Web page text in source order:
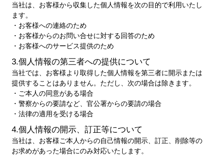
当社は、お客様から収集した個人情報を次の目的で利用いたし
ます。
・お客様への連絡のため
・お客様からのお問い合せに対する回答のため
・お客様へのサービス提供のため
3.個人情報の第三者への提供について
当社では、お客様より取得した個人情報を第三者に開示または
提供することはありません。ただし、次の場合は除きます。
・ご本人の同意がある場合
・警察からの要請など、官公署からの要請の場合
・法律の適用を受ける場合
4.個人情報の開示、訂正等について
当社は、お客様ご本人からの自己情報の開示、訂正、削除等の
お求めがあった場合にのみ対応いたします。